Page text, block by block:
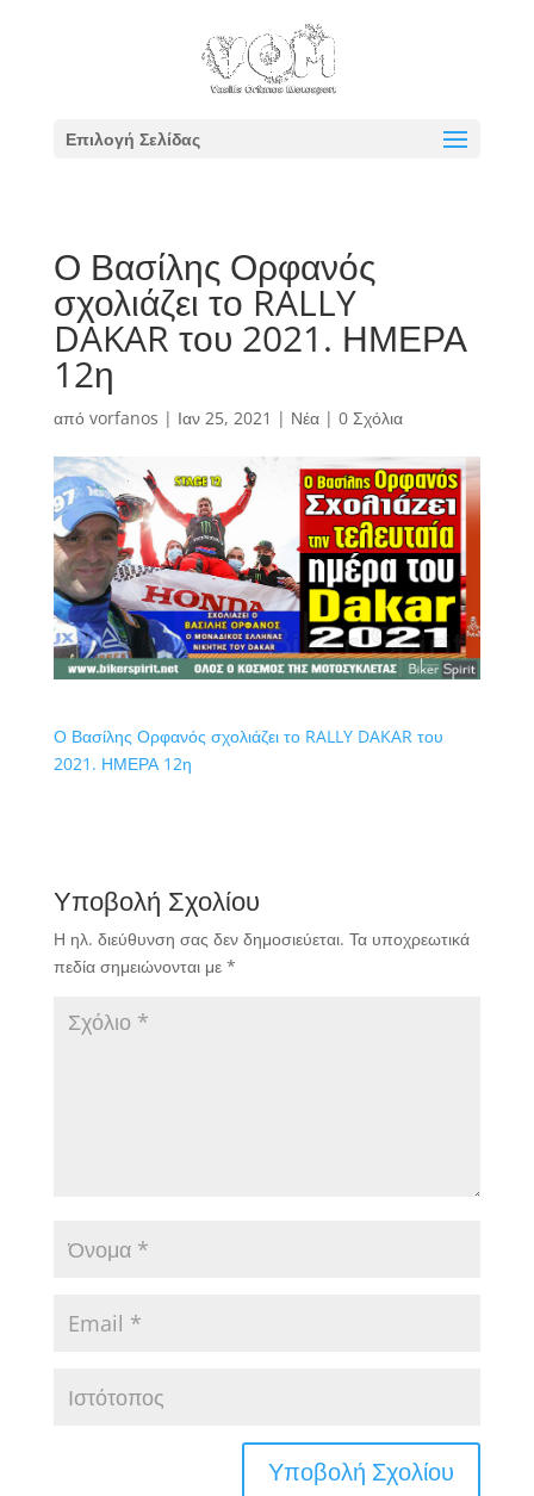
Επιλογή Σελίδας
Ο Βασίλης Ορφανός
σχολιάζει το RALLY
DAKAR του 2021. ΗΜΕΡΑ
12η
από vorfanos | Ιαν 25, 2021 | Νέα| 0 Σχόλια
Ο Βασίλης Ορφανός σχολιάζει το RALLY DAKAR του
2021. ΗΜΕΡΑ 12η
Υποβολή Σχολίου
Η ηλ. διεύθυνση σας δεν δημοσιεύεται. Τα υποχρεωτικά
πεδία σημειώνονται με *